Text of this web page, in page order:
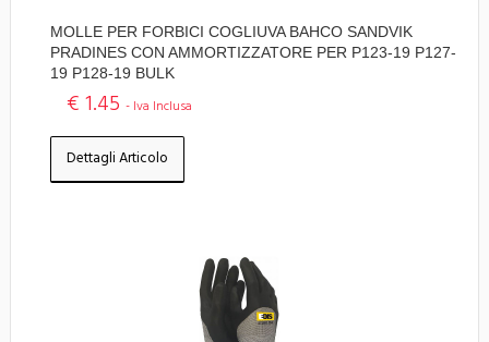
MOLLE PER FORBICI COGLIUVA BAHCO SANDVIK
PRADINES CON AMMORTIZZATORE PER P123-19 P127-
19 P128-19 BULK
€ 1.45 - Iva Inclusa
Dettagli Articolo